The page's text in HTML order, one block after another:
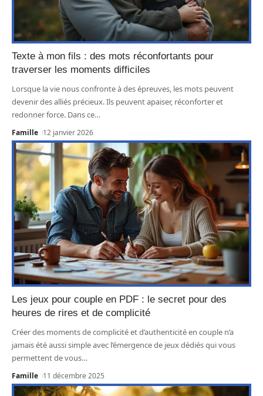
Texte à mon fils : des mots réconfortants pour
traverser les moments difficiles
Lorsque la vie nous confronte à des épreuves, les mots peuvent
devenir des alliés précieux. Ils peuvent apaiser, réconforter et
redonner force. Dans ce…
Famille 12 janvier 2026
Les jeux pour couple en PDF : le secret pour des
heures de rires et de complicité
Créer des moments de complicité et d’authenticité en couple n’a
jamais été aussi simple avec l’émergence de jeux dédiés qui vous
permettent de vous…
Famille 11 décembre 2025